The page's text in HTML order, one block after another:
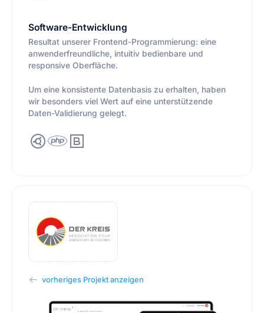
Software-Entwicklung
Resultat unserer Frontend-Programmierung: eine
anwenderfreundliche, intuitiv bedienbare und
responsive Oberfläche.
Um eine konsistente Datenbasis zu erhalten, haben
wir besonders viel Wert auf eine unterstützende
Daten-Validierung gelegt.
vorheriges Projekt anzeigen